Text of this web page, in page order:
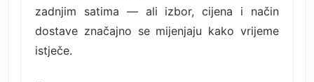
zadnjim satima — ali izbor, cijena i način
dostave značajno se mijenjaju kako vrijeme
istječe.